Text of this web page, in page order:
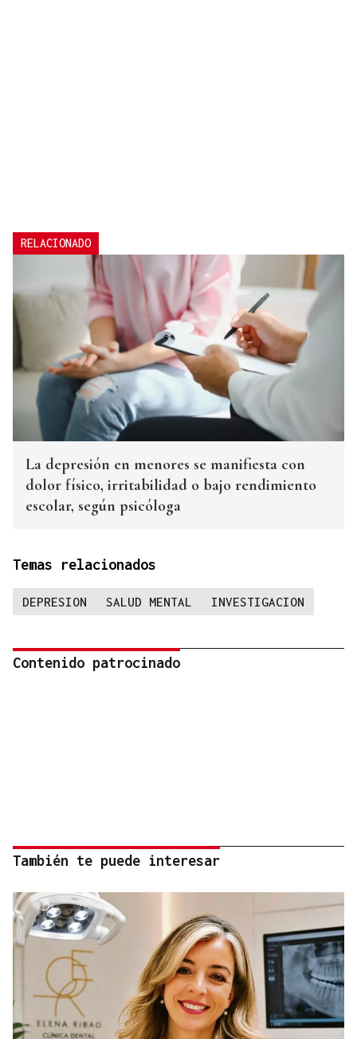
RELACIONADO
La depresión en menores se manifiesta con
dolor físico, irritabilidad o bajo rendimiento
escolar, según psicóloga
Temas relacionados
DEPRESION SALUD MENTAL INVESTIGACION
Contenido patrocinado
También te puede interesar